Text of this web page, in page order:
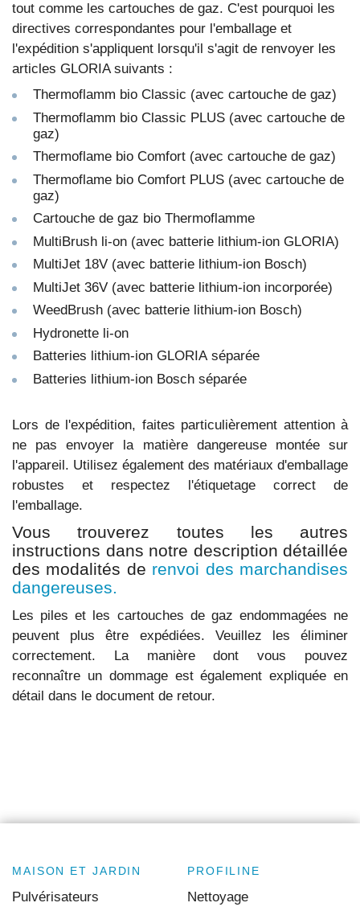
tout comme les cartouches de gaz. C'est pourquoi les
directives correspondantes pour l'emballage et
l'expédition s'appliquent lorsqu'il s'agit de renvoyer les
articles GLORIA suivants :
Thermoflamm bio Classic (avec cartouche de gaz)
Thermoflamm bio Classic PLUS (avec cartouche de
gaz)
Thermoflame bio Comfort (avec cartouche de gaz)
Thermoflame bio Comfort PLUS (avec cartouche de
gaz)
Cartouche de gaz bio Thermoflamme
MultiBrush li-on (avec batterie lithium-ion GLORIA)
MultiJet 18V (avec batterie lithium-ion Bosch)
MultiJet 36V (avec batterie lithium-ion incorporée)
WeedBrush (avec batterie lithium-ion Bosch)
Hydronette li-on
Batteries lithium-ion GLORIA séparée
Batteries lithium-ion Bosch séparée
Lors de l'expédition, faites particulièrement attention à
ne pas envoyer la matière dangereuse montée sur
l'appareil. Utilisez également des matériaux d'emballage
robustes et respectez l'étiquetage correct de
l'emballage.
Vous trouverez toutes les autres
instructions dans notre description détaillée
des modalités de renvoi des marchandises
dangereuses.
Les piles et les cartouches de gaz endommagées ne
peuvent plus être expédiées. Veuillez les éliminer
correctement. La manière dont vous pouvez
reconnaître un dommage est également expliquée en
détail dans le document de retour.
MAISON ET JARDIN
Pulvérisateurs
PROFILINE
Nettoyage